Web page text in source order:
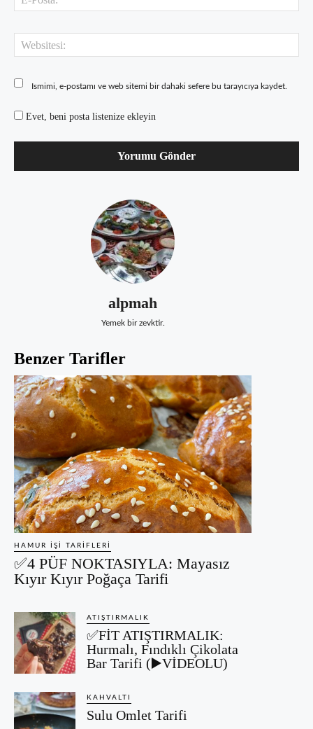
Ismimi, e-postamı ve web sitemi bir dahaki sefere bu tarayıcıya kaydet.
Evet, beni posta listenize ekleyin
alpmah
Yemek bir zevktir.
Benzer Tarifler
HAMUR İŞI TARIFLERI
✅4 PÜF NOKTASIYLA: Mayasız
Kıyır Kıyır Poğaça Tarifi
ATIŞTIRMALIK
✅FİT ATIŞTIRMALIK:
Hurmalı, Fındıklı Çikolata
Bar Tarifi (▶️VİDEOLU)
KAHVALTI
Sulu Omlet Tarifi